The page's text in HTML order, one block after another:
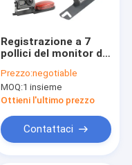
Registrazione a 7
pollici del monitor di
della macchina
fotografica
impermeabile di
Prezzo:negotiable
MOQ:1 insieme
Ottieni l'ultimo prezzo
Contattaci